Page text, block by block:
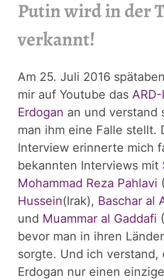
Putin wird in der
verkannt!
Am 25. Juli 2016
mir auf Youtube das
Erdogan an und verstand
man ihm eine Falle stellt.
Interview erinnerte mich
bekannten Interviews mit
Mohammad Reza Pahlavi
Hussein(Irak), Baschar al
und Muammar al Gaddafi
bevor man in ihren
sorgte. Und ich verstand,
Erdogan nur einen